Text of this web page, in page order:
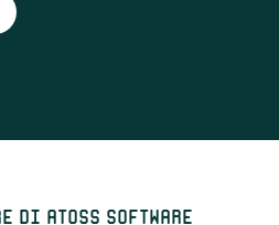
di Atoss Software